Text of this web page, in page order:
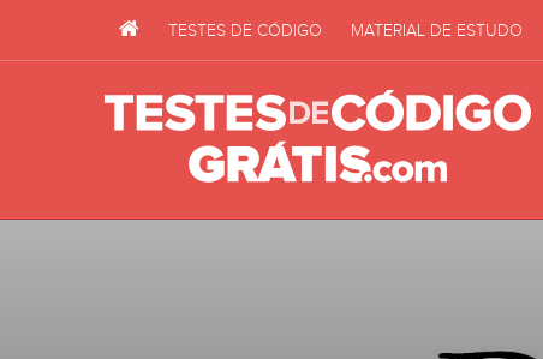
TESTES DE CÓDIGO MATERIAL DE ESTUDO